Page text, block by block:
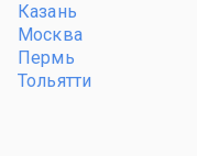
Казань
Москва
Пермь
Тольятти